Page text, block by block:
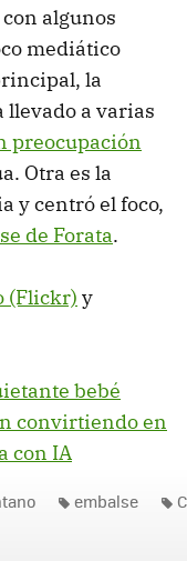
algunos
mediático
la
llevado a varias
preocupación
Otra es la
y centró el foco,
de Forata.
(Flickr) y
bebé
convirtiendo en
con IA
embalse